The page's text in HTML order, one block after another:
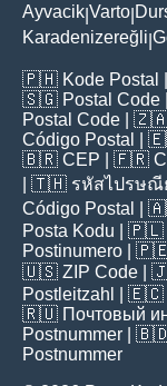
Ayvacik Varto
Karadenizereğli
🇵🇭 Kode Postal
🇸🇬 Postal Code
Postal Code |
Código Postal
|
🇧🇷 CEP | 🇫🇷
| 🇹🇭 รหัสไปรษณี
Código Postal
|
Posta Kodu | 🇵🇱
Postinumero |
🇺🇸 ZIP Code |
Postleitzahl
| 🇪🇨
🇷🇺 Почтовый
Postnummer |
Postnummer